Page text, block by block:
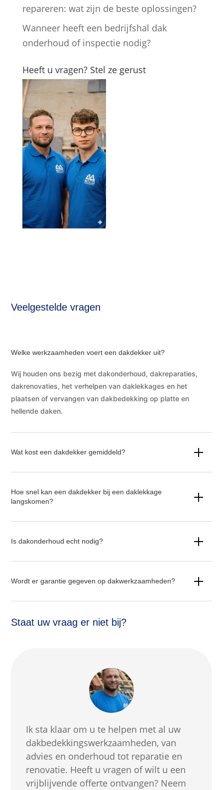
repareren: wat zijn de beste oplossingen?
Wanneer heeft een bedrijfshal dak
onderhoud of inspectie nodig?
Heeft u vragen? Stel ze gerust
Veelgestelde vragen
Welke werkzaamheden voert een dakdekker uit?
Wij houden ons bezig met dakonderhoud, dakreparaties,
dakrenovaties, het verhelpen van daklekkages en het
plaatsen of vervangen van dakbedekking op platte en
hellende daken.
Wat kost een dakdekker gemiddeld?
Hoe snel kan een dakdekker bij een daklekkage
langskomen?
Is dakonderhoud echt nodig?
Wordt er garantie gegeven op dakwerkzaamheden?
Staat uw vraag er niet bij?
Ik sta klaar om u te helpen met al uw
dakbedekkingswerkzaamheden, van
advies en onderhoud tot reparatie en
renovatie. Heeft u vragen of wilt u een
vrijblijvende offerte ontvangen? Neem